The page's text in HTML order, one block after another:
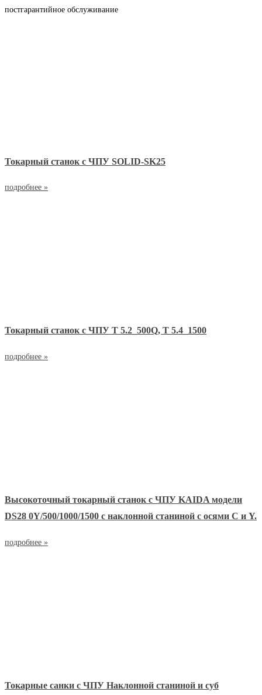
постгарантийное обслуживание
Токарный станок с ЧПУ SOLID-SK25
подробнее »
Токарный станок с ЧПУ T 5.2_500Q, T 5.4_1500
подробнее »
Высокоточный токарный станок с ЧПУ KAIDA модели
DS28 0Y/500/1000/1500 с наклонной станиной с осями С и Y.
подробнее »
Токарные санки с ЧПУ Наклонной станиной и суб